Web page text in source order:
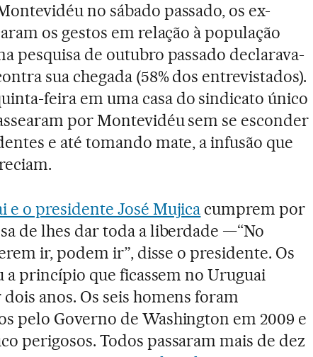
no sábado passado, os ex-
os gestos em relação à população
pesquisa de outubro passado declarava-
sua chegada (58% dos entrevistados).
feira em uma casa do sindicato único
por Montevidéu sem se esconder
e até tomando mate, a infusão que
e o presidente José Mujica cumprem por
de lhes dar toda a liberdade —“No
ir, podem ir”, disse o presidente. Os
a princípio que ficassem no Uruguai
anos. Os seis homens foram
pelo Governo de Washington em 2009 e
perigosos. Todos passaram mais de dez